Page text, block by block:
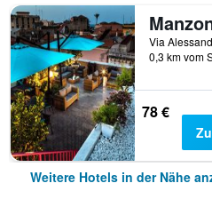
0,3 km vom
78 €
Weitere Hotels in der Nähe